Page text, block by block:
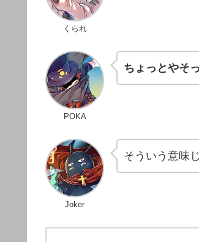
くられ
POKA
ちょっとやそ
Joker
そういう意味